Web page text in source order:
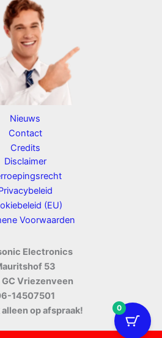
Nieuws
Contact
Credits
Disclaimer
(EU)
Voorwaarden
Electronics
53
Vriezenveen
14507501
alleen op afspraak!
0